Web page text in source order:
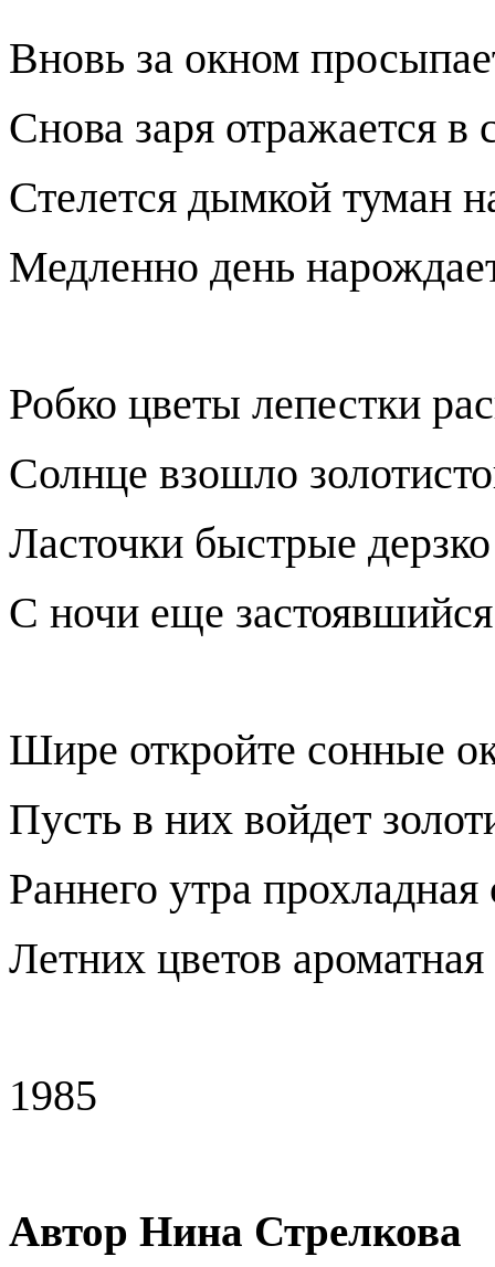
Вновь за окном
Снова заря отражается в
Стелется дымкой туман
Медленно день
Робко цветы лепестки
Солнце взошло
Ласточки быстрые
С ночи еще
Шире откройте сонные
Пусть в них войдет
Раннего утра прохладная
Летних цветов
1985
Автор Нина Стрелкова